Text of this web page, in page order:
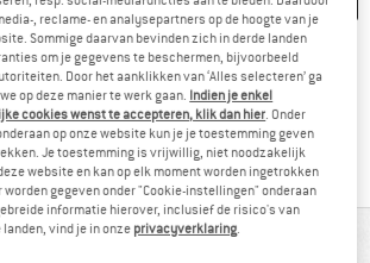
vanaf € 69 (NL)Vind hier de
Vind de betalingsinformatie hier!
klanten
voorraad
IN EEN OOGOPSLAG
, reclame- en analysepartners op de hoogte van je
Sommige daarvan bevinden zich in derde landen
om je gegevens te beschermen, bijvoorbeeld
Door het aanklikken van ‘Alles selecteren’ ga
op deze manier te werk gaan. Indien je enkel
cookies wenst te accepteren, klik dan hier . Onder
op onze website kun je je toestemming geven
Je toestemming is vrijwillig, niet noodzakelijk
website en kan op elk moment worden ingetrokken
gegeven onder "Cookie-instellingen" onderaan
informatie hierover, inclusief de risico's van
vind je in onze privacyverklaring